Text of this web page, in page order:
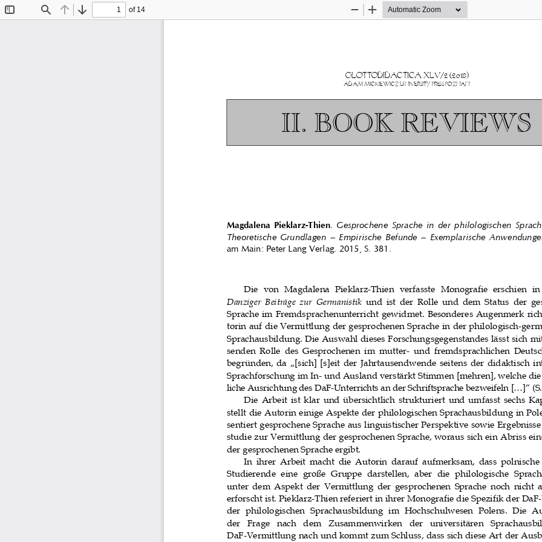
Find Previous
Next
of 14
Zoom
Zoom
GLOTTODIDACTICA XLV/2 (2018)
ADAM MICKIEWICZ UNIVERSITY PRESS POZNAŃ
II. BOOK REVIEWS
Magdalena Pieklarz-Thien . Gesprochene Sprache in der philologischen
Theoretische Grundlagen – Empirische Befunde – Exemplarische Anwendungen
am Main: Peter Lang Verlag. 2015, S. 381.
Die  von  Magdalena  Pieklarz-Thien  verfasste  Monografie  erschien
Danziger Beiträge zur  Germanistik
und  ist  der  Rolle  und  dem  Status  der
Sprache im Fremdsprachenunterricht gewidmet. Besonderes Augenmerk
torin auf die Vermittlung der gesprochenen Sprache in der philologisch-
Sprachausbildung. Die Auswahl dieses Forschungsgegenstandes lässt sich
senden  Rolle  des  Gesprochenen  im  mutter-  und  fremdsprachlichen
begründen,  da  „[sich]  [s]eit  der  Jahrtausendwende  seitens  der  didaktisch
Sprachforschung im In- und Ausland verstärkt Stimmen [mehren], welche die
liche Ausrichtung des DaF-Unterrichts an der Schriftsprache bezweifeln [...]“ (S.
Die  Arbeit  ist  klar  und  übersichtlich  strukturiert und  umfasst  sechs
stellt die Autorin einige Aspekte der philologischen Sprachausbildung in
sentiert gesprochene Sprache aus linguistischer Perspektive sowie Ergebnisse
studie zur Vermittlung der gesprochenen Sprache, woraus sich ein Abriss
der gesprochenen Sprache ergibt.
In  ihrer  Arbeit  macht  die  Autorin  darauf  aufmerksam
,  dass
Studierende  eine  große  Gruppe  darstellen,  aber  die philologische
unter  dem  Aspekt  der  Vermittlung  der  gesprochenen  Sprache  noch  nicht
erforscht ist. Pieklarz-Thien referiert in ihrer Monografie die Spezifik der
der  philologischen  Sprachausbildung  im  Hochschulwesen  Polens.  Die
der   Frage   nach   dem   Zusammenwirken   der   universitären
DaF-Vermittlung nach und kommt zum Schluss, dass sich diese Art der